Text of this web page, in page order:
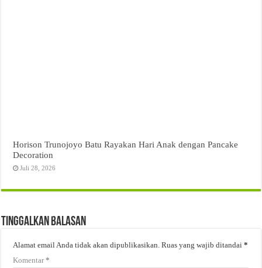
Horison Trunojoyo Batu Rayakan Hari Anak dengan Pancake
Decoration
Juli 28, 2026
Tinggalkan Balasan
Alamat email Anda tidak akan dipublikasikan. Ruas yang wajib ditandai*
Komentar*